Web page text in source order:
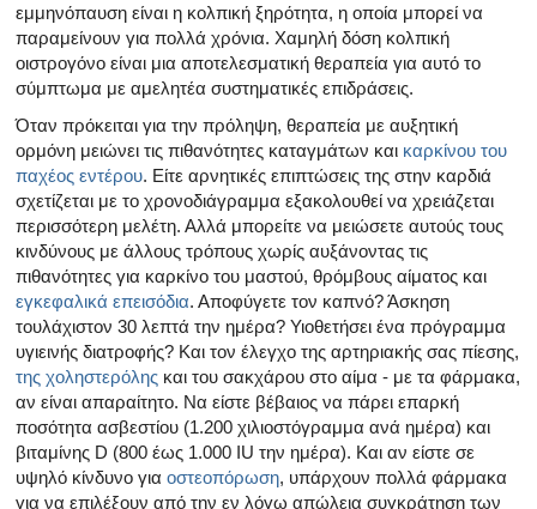
εμμηνόπαυση είναι η κολπική ξηρότητα, η οποία μπορεί να
παραμείνουν για πολλά χρόνια. Χαμηλή δόση κολπική
οιστρογόνο είναι μια αποτελεσματική θεραπεία για αυτό το
σύμπτωμα με αμελητέα συστηματικές επιδράσεις.
Όταν πρόκειται για την πρόληψη, θεραπεία με αυξητική
ορμόνη μειώνει τις πιθανότητες καταγμάτων και καρκίνου του
παχέος εντέρου. Είτε αρνητικές επιπτώσεις της στην καρδιά
σχετίζεται με το χρονοδιάγραμμα εξακολουθεί να χρειάζεται
περισσότερη μελέτη. Αλλά μπορείτε να μειώσετε αυτούς τους
κινδύνους με άλλους τρόπους χωρίς αυξάνοντας τις
πιθανότητες για καρκίνο του μαστού, θρόμβους αίματος και
εγκεφαλικά επεισόδια. Αποφύγετε τον καπνό? Άσκηση
τουλάχιστον 30 λεπτά την ημέρα? Υιοθετήσει ένα πρόγραμμα
υγιεινής διατροφής? Και τον έλεγχο της αρτηριακής σας πίεσης,
της χοληστερόλης και του σακχάρου στο αίμα - με τα φάρμακα,
αν είναι απαραίτητο. Να είστε βέβαιος να πάρει επαρκή
ποσότητα ασβεστίου (1.200 χιλιοστόγραμμα ανά ημέρα) και
βιταμίνης D (800 έως 1.000 IU την ημέρα). Και αν είστε σε
υψηλό κίνδυνο για οστεοπόρωση, υπάρχουν πολλά φάρμακα
για να επιλέξουν από την εν λόγω απώλεια συγκράτηση των